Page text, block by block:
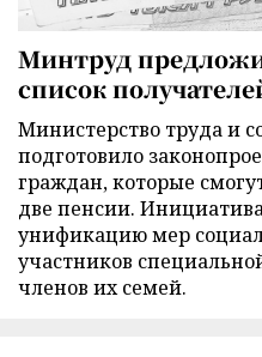
Минтруд
список
Министерство труда и
подготовило
граждан, которые
две пенсии.
унификацию мер
участников
членов их семей.